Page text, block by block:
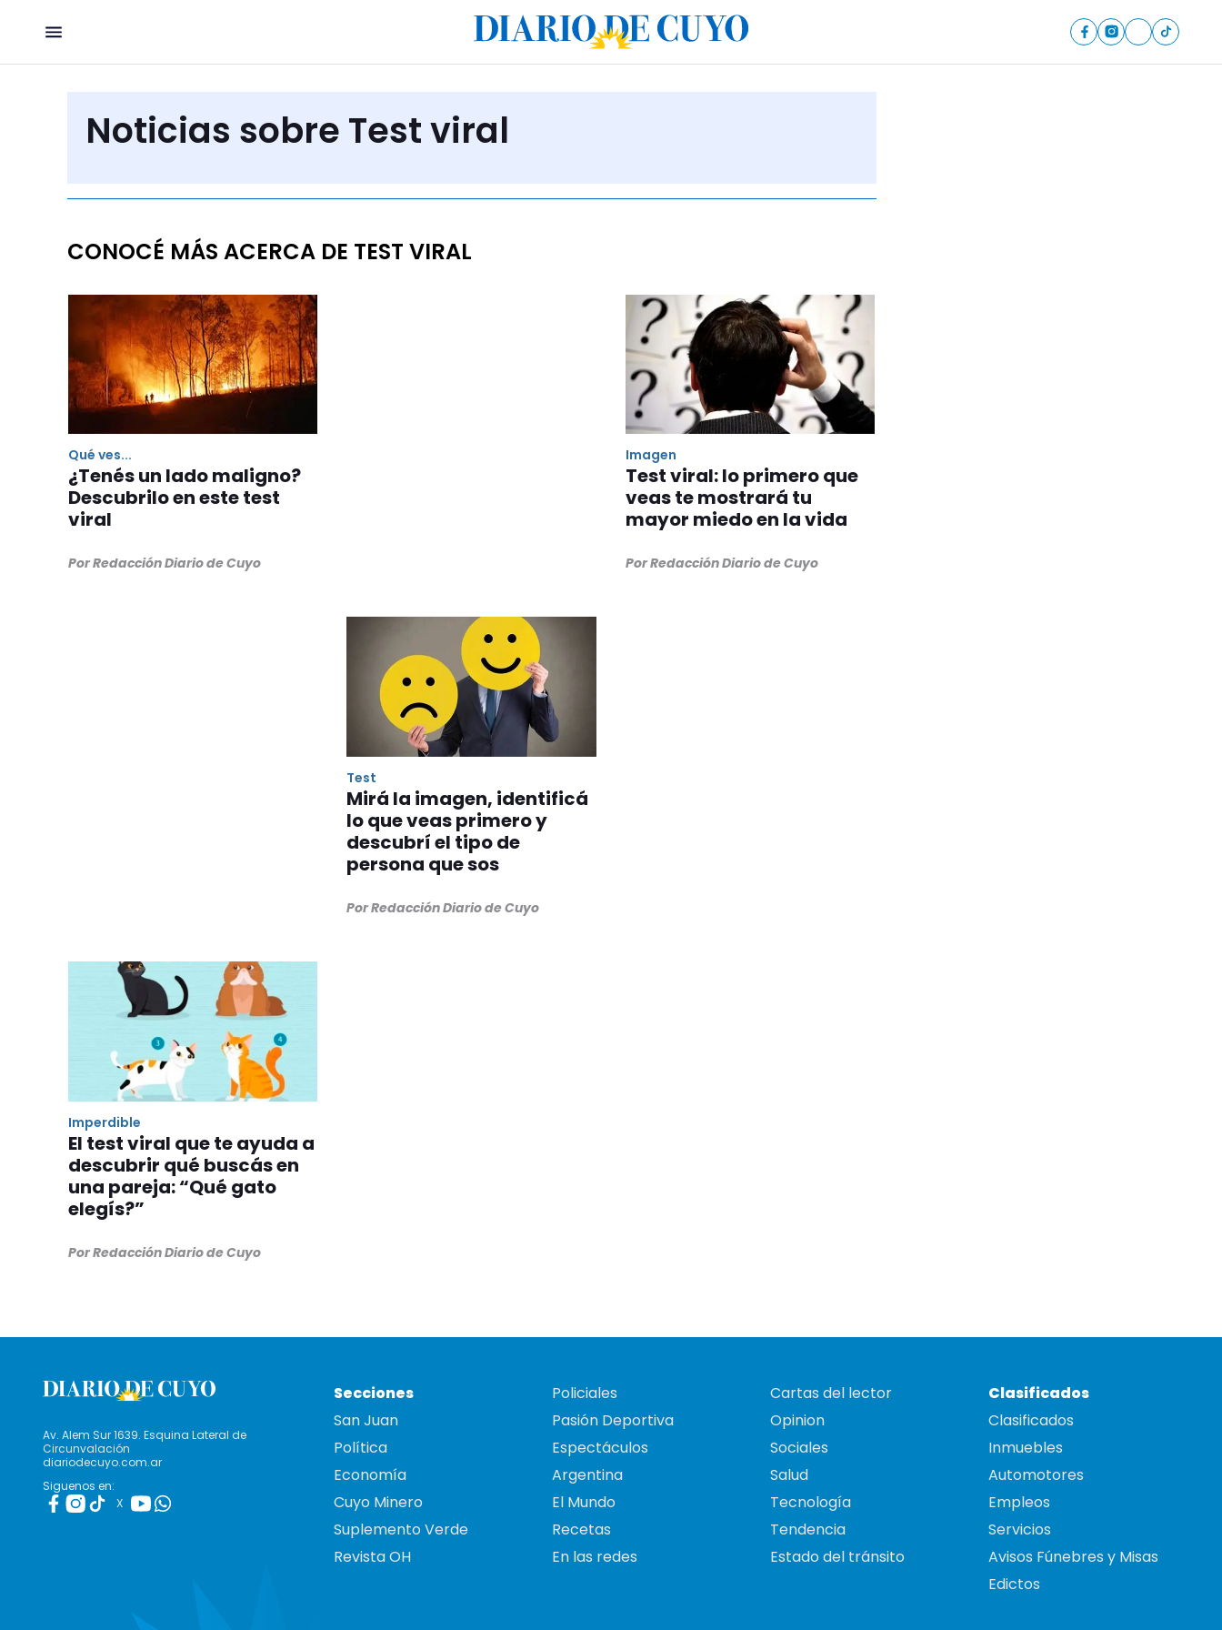
Noticias sobre Test viral
CONOCÉ MÁS ACERCA DE TEST VIRAL
Qué ves...
¿Tenés un lado maligno?
Descubrilo en este test
viral
Por Redacción Diario de Cuyo
Imagen
Test viral: lo primero que
veas te mostrará tu
mayor miedo en la vida
Por Redacción Diario de Cuyo
Test
Mirá la imagen, identificá
lo que veas primero y
descubrí el tipo de
persona que sos
Por Redacción Diario de Cuyo
Imperdible
El test viral que te ayuda a
descubrir qué buscás en
una pareja: “Qué gato
elegís?”
Por Redacción Diario de Cuyo
Av. Alem Sur 1639. Esquina Lateral de
Circunvalación
diariodecuyo.com.ar
Siguenos en:
X
Secciones
San Juan
Política
Economía
Cuyo Minero
Suplemento Verde
Revista OH
Policiales
Pasión Deportiva
Espectáculos
Argentina
El Mundo
Recetas
En las redes
Cartas del lector
Opinion
Sociales
Salud
Tecnología
Tendencia
Estado del tránsito
Clasificados
Clasificados
Inmuebles
Automotores
Empleos
Servicios
Avisos Fúnebres y Misas
Edictos